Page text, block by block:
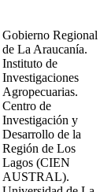
Gobierno Regional
de La Araucanía.
Instituto de
Investigaciones
Agropecuarias.
Centro de
Investigación y
Desarrollo de la
Región de Los
Lagos (CIEN
AUSTRAL).